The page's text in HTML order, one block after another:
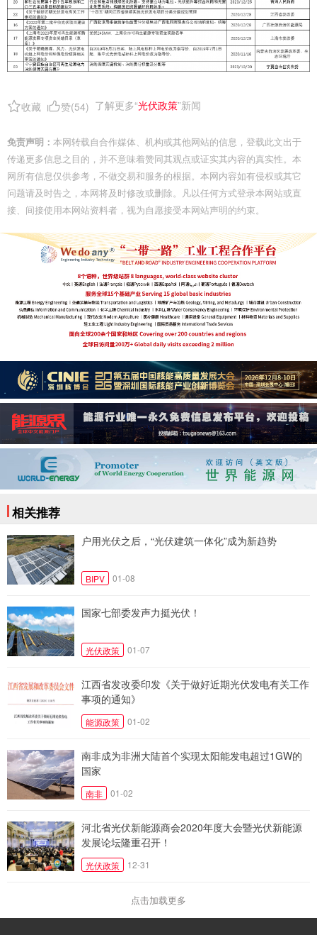
收藏 赞(54) 了解更多“光伏政策”新闻
免责声明： 本网转载自合作媒体、机构或其他网站的信息，登载此文出于
传递更多信息之目的，并不意味着赞同其观点或证实其内容的真实性。本
网所有信息仅供参考，不做交易和服务的根据。本网内容如有侵权或其它
问题请及时告之，本网将及时修改或删除。凡以任何方式登录本网站或直
接、间接使用本网站资料者，视为自愿接受本网站声明的约束。
相关推荐
户用光伏之后，“光伏建筑一体化”成为新趋势
BIPV 01-08
国家七部委发声力挺光伏！
光伏政策 01-07
江西省发改委印发《关于做好近期光伏发电有关工作
事项的通知》
能源政策 01-02
南非成为非洲大陆首个实现太阳能发电超过1GW的
国家
南非 01-02
河北省光伏新能源商会2020年度大会暨光伏新能源
发展论坛隆重召开！
光伏政策 12-31
点击加载更多